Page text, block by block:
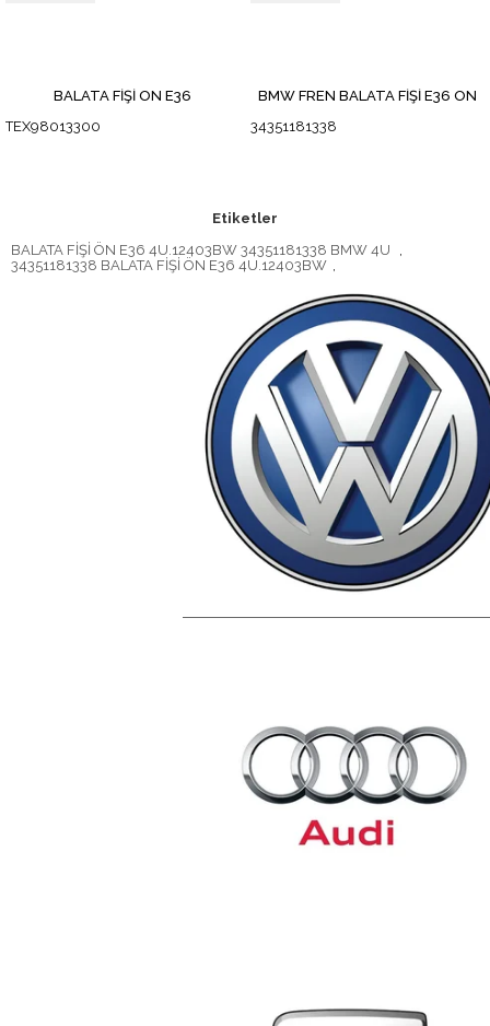
BALATA FİŞİ ÖN E36
TEX98013300
BMW FREN BALATA FİŞİ E36 ÖN
34351181338
Etiketler
BALATA FİŞİ ÖN E36 4U.12403BW 34351181338 BMW 4U
,
34351181338 BALATA FİŞİ ÖN E36 4U.12403BW ,